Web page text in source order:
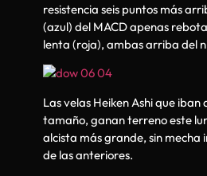
resistencia seis puntos más
(azul) del MACD apenas
lenta (roja), ambas arriba del
Las velas Heiken Ashi que iban
tamaño, ganan terreno este
alcista más grande, sin mecha
de las anteriores.